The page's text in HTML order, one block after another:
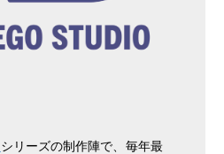
シリーズの制作陣で、毎年最